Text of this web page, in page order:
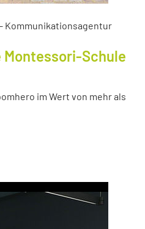
Kommunikationsagentur
Montessori-Schule
im Wert von mehr als